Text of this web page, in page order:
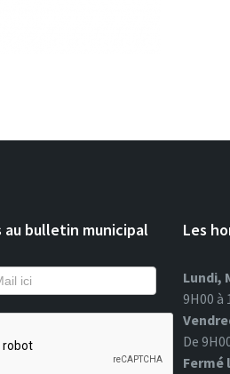
au bulletin municipal Les
Lundi,
9H00 à
De
Fermé